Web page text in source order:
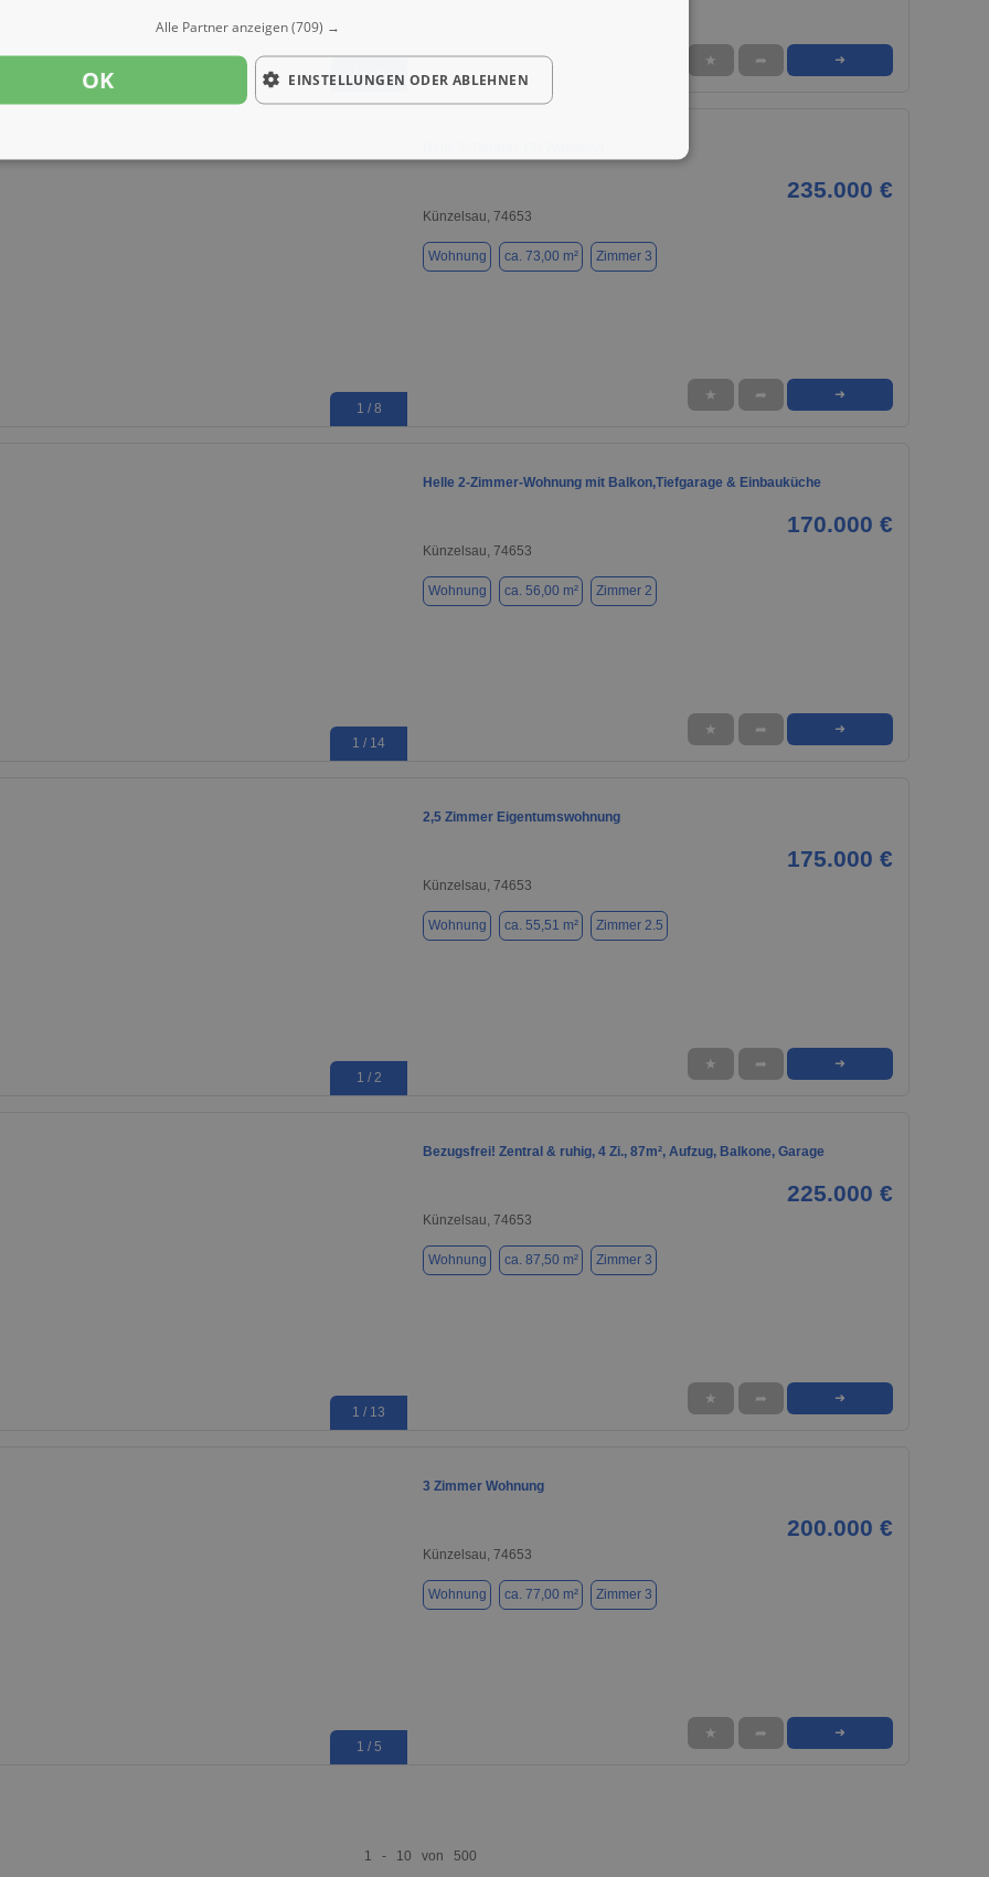
1 / 10
★ ➦ ➜
1 / 8
235.000 €
Künzelsau, 74653
Wohnung ca. 73,00 m² Zimmer 3
★ ➦ ➜
1 / 14
Helle 2-Zimmer-Wohnung mit Balkon,Tiefgarage & Einbauküche
170.000 €
Künzelsau, 74653
Wohnung ca. 56,00 m² Zimmer 2
★ ➦ ➜
1 / 2
2,5 Zimmer Eigentumswohnung
175.000 €
Künzelsau, 74653
Wohnung ca. 55,51 m² Zimmer 2.5
★ ➦ ➜
1 / 13
Bezugsfrei! Zentral & ruhig, 4 Zi., 87m², Aufzug, Balkone, Garage
225.000 €
Künzelsau, 74653
Wohnung ca. 87,50 m² Zimmer 3
★ ➦ ➜
1 / 5
3 Zimmer Wohnung
200.000 €
Künzelsau, 74653
Wohnung ca. 77,00 m² Zimmer 3
★ ➦ ➜
1 - 10 von 500
Alle Partner anzeigen(709) →
OK EINSTELLUNGEN ODER ABLEHNEN